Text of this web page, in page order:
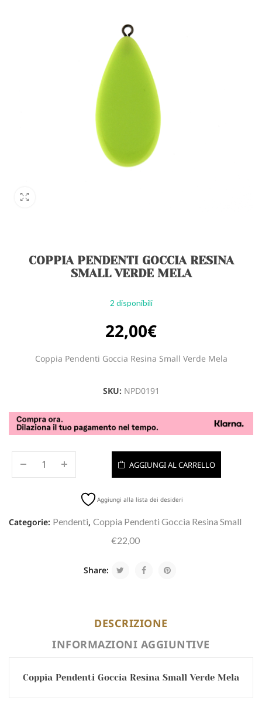
COPPIA PENDENTI GOCCIA RESINA
SMALL VERDE MELA
2 disponibili
22,00€
Coppia Pendenti Goccia Resina Small Verde Mela
SKU: NPD0191
AGGIUNGI AL CARRELLO
Aggiungi alla lista dei desideri
Categorie: Pendenti, Coppia Pendenti Goccia Resina Small
€22,00
Share:
DESCRIZIONE
INFORMAZIONI AGGIUNTIVE
Coppia Pendenti Goccia Resina Small Verde Mela